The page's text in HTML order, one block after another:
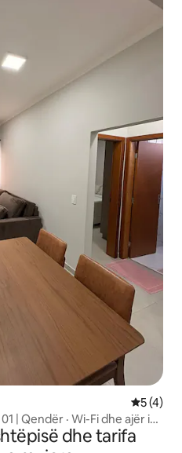
5 (4)
| Qendër · Wi-Fi dhe ajër i
dhe tarifa